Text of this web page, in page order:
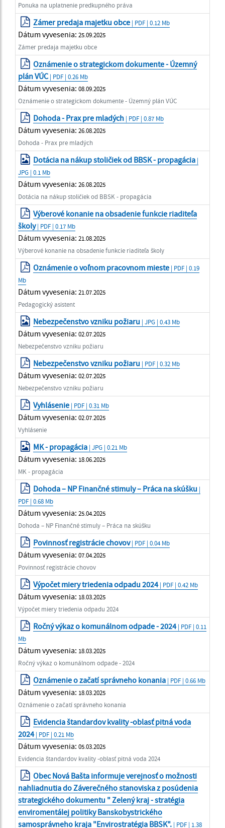
Ponuka na uplatnenie predkupného práva
Zámer predaja majetku obce | PDF | 0.12 Mb
Dátum vyvesenia: 25.09.2025
Zámer predaja majetku obce
Oznámenie o strategickom dokumente - Územný
plán VÚC| PDF | 0.26 Mb
Dátum vyvesenia: 08.09.2025
Oznámenie o strategickom dokumente - Územný plán VÚC
Dohoda - Prax pre mladých | PDF | 0.87 Mb
Dátum vyvesenia: 26.08.2025
Dohoda - Prax pre mladých
Dotácia na nákup stoličiek od BBSK - propagácia |
JPG | 0.1 Mb
Dátum vyvesenia: 26.08.2025
Dotácia na nákup stoličiek od BBSK - propagácia
Výberové konanie na obsadenie funkcie riaditeľa
školy| PDF | 0.17 Mb
Dátum vyvesenia: 21.08.2025
Výberové konanie na obsadenie funkcie riaditeľa školy
Oznámenie o voľnom pracovnom mieste | PDF | 0.19
Mb
Dátum vyvesenia: 21.07.2025
Pedagogický asistent
Nebezpečenstvo vzniku požiaru | JPG | 0.43 Mb
Dátum vyvesenia: 02.07.2025
Nebezpečenstvo vzniku požiaru
Nebezpečenstvo vzniku požiaru | PDF | 0.32 Mb
Dátum vyvesenia: 02.07.2025
Nebezpečenstvo vzniku požiaru
Vyhlásenie | PDF | 0.31 Mb
Dátum vyvesenia: 02.07.2025
Vyhlásenie
MK - propagácia | JPG | 0.21 Mb
Dátum vyvesenia: 18.06.2025
MK - propagácia
Dohoda – NP Finančné stimuly – Práca na skúšku |
PDF | 0.68 Mb
Dátum vyvesenia: 25.04.2025
Dohoda – NP Finančné stimuly – Práca na skúšku
Povinnosť registrácie chovov| PDF | 0.04 Mb
Dátum vyvesenia: 07.04.2025
Povinnosť registrácie chovov
Výpočet miery triedenia odpadu 2024| PDF | 0.42 Mb
Dátum vyvesenia: 18.03.2025
Výpočet miery triedenia odpadu 2024
Ročný výkaz o komunálnom odpade - 2024| PDF | 0.11
Mb
Dátum vyvesenia: 18.03.2025
Ročný výkaz o komunálnom odpade - 2024
Oznámenie o začatí správneho konania | PDF | 0.66 Mb
Dátum vyvesenia: 18.03.2025
Oznámenie o začatí správneho konania
Evidencia štandardov kvality -oblasť pitná voda
2024| PDF | 0.21 Mb
Dátum vyvesenia: 05.03.2025
Evidencia štandardov kvality -oblasť pitná voda 2024
Obec Nová Bašta informuje verejnosť o možnosti
nahliadnutia do Záverečného stanoviska z posúdenia
strategického dokumentu " Zelený kraj - stratégia
enviromentálej politiky Banskobystrického
samosprávneho kraja "Envirostratégia BBSK". | PDF | 1.38